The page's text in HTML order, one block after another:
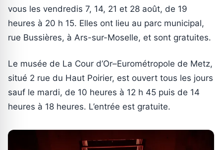
vous les vendredis 7, 14, 21 et 28 août, de 19
heures à 20 h 15. Elles ont lieu au parc municipal,
rue Bussières, à Ars-sur-Moselle, et sont gratuites.
Le musée de La Cour d’Or–Eurométropole de Metz,
situé 2 rue du Haut Poirier, est ouvert tous les jours
sauf le mardi, de 10 heures à 12 h 45 puis de 14
heures à 18 heures. L’entrée est gratuite.